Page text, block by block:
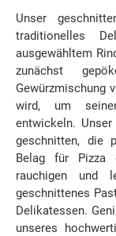
Unser
traditionelles
ausgewähltem
zunächst
Gewürzmischung
wird, um
entwickeln.
geschnitten, die
Belag für Pizza
rauchigen und
geschnittenes
Delikatessen.
unseres